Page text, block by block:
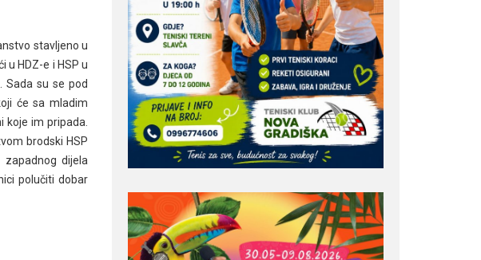
stavljeno u
u HDZ-e i HSP u
Sada su se pod
će sa mladim
im pripada.
brodski HSP
dijela
polučiti dobar